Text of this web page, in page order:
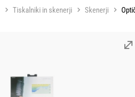
Tiskalniki in skenerji Skenerji